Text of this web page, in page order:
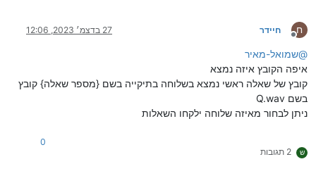
ח
מנותק
חיידר 27 בדצמ׳ 2023, 12:06
@שמואל-מאיר
איפה הקובץ איזה נמצא
קובץ של שאלה ראשי נמצא בשלוחה בתיקייה בשם {מספר שאלה} קובץ
בשם Q.wav
ניתן לבחור מאיזה שלוחה ילקחו השאלות
ש 2 תגובות
0